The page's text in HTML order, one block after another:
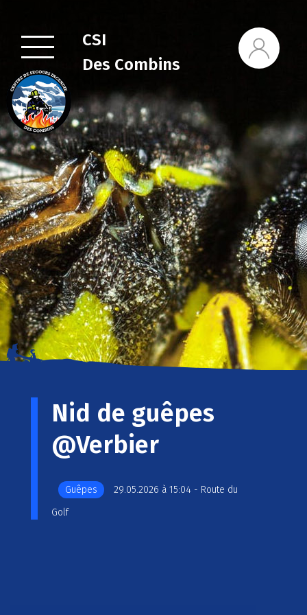
CSI
Des Combins
Nid de guêpes
@Verbier
Guêpes
29.05.2026 à 15:04 - Route du
Golf